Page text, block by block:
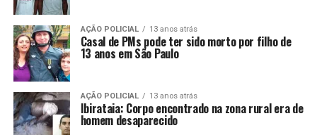
AÇÃO POLICIAL 13 anos atrás
Casal de PMs pode ter sido morto por filho de
13 anos em São Paulo
AÇÃO POLICIAL 13 anos atrás
Ibirataia: Corpo encontrado na zona rural era de
homem desaparecido